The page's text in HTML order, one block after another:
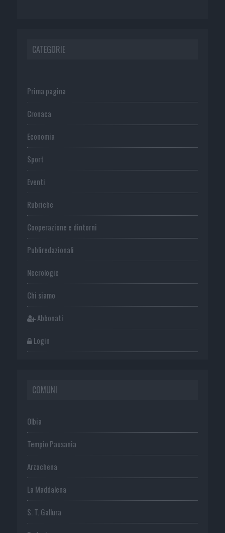
CATEGORIE
Prima pagina
Cronaca
Economia
Sport
Eventi
Rubriche
Cooperazione e dintorni
Publiredazionali
Necrologie
Chi siamo
Abbonati
Login
COMUNI
Olbia
Tempio Pausania
Arzachena
La Maddalena
S. T. Gallura